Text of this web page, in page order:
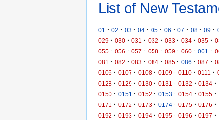
List of New
01 · 02 · 03 · 04 · 05 · 06 · 07 · 08 · 09 ·
029 · 030 · 031 · 032 · 033 · 034 · 035 ·
055 · 056 · 057 · 058 · 059 · 060 · 061 ·
081
· 082 · 083 · 084 · 085 · 086 · 087 ·
0106 · 0107 · 0108 · 0109 · 0110 · 0111 ·
0128 · 0129 · 0130 · 0131 · 0132 · 0134 ·
0150 · 0151 · 0152 · 0153 · 0154 · 0155 ·
0171
· 0172 · 0173 · 0174 · 0175 · 0176 ·
0192 · 0193 · 0194 · 0195 · 0196 · 0197 ·